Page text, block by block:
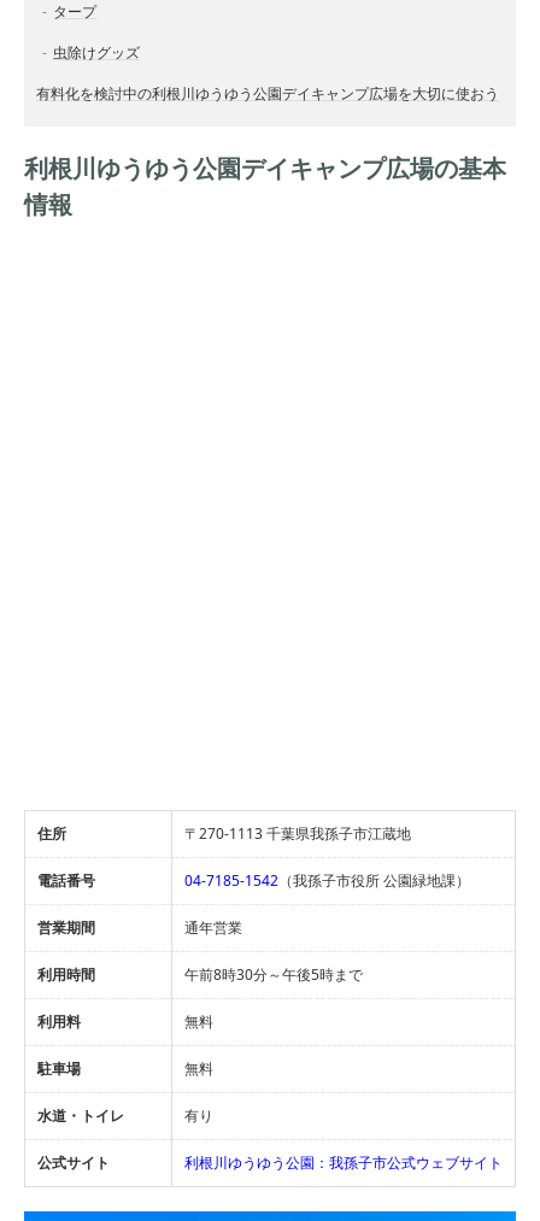
タープ
虫除けグッズ
有料化を検討中の利根川ゆうゆう公園デイキャンプ広場を大切に使おう
利根川ゆうゆう公園デイキャンプ広場の基本
情報
住所 〒270-1113 千葉県我孫子市江蔵地
電話番号 04-7185-1542 （我孫子市役所 公園緑地課）
営業期間 通年営業
利用時間 午前8時30分～午後5時まで
利用料 無料
駐車場 無料
水道・トイレ 有り
公式サイト 利根川ゆうゆう公園：我孫子市公式ウェブサイト